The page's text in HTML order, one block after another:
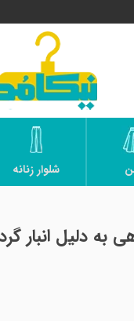
شلوار زنانه
به دلیل انبار